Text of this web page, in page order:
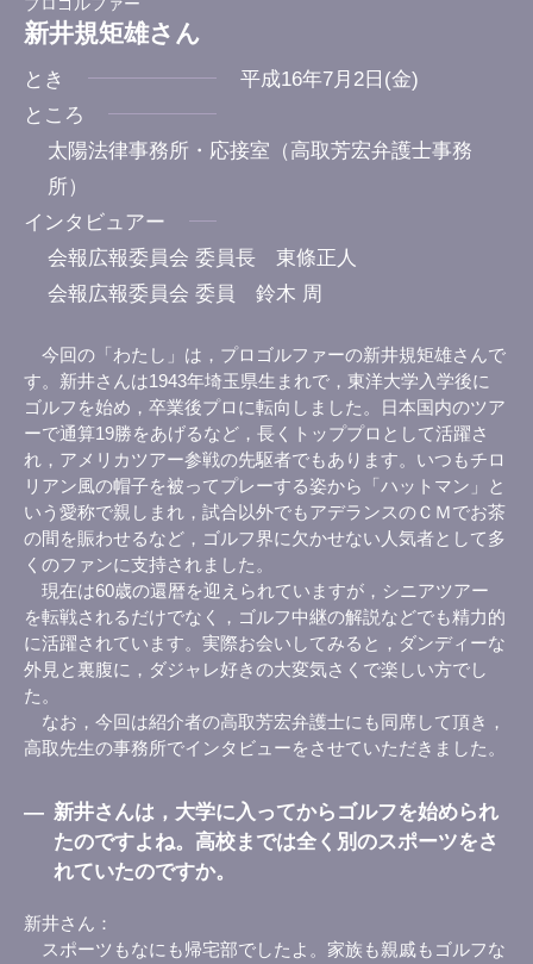
プロゴルファー
新井規矩雄さん
とき
平成16年7月2日(金)
ところ
太陽法律事務所・応接室（高取芳宏弁護士事務
所）
インタビュアー
会報広報委員会 委員長 東條正人
会報広報委員会 委員 鈴木 周
今回の「わたし」は，プロゴルファーの新井規矩雄さんで
す。新井さんは1943年埼玉県生まれで，東洋大学入学後に
ゴルフを始め，卒業後プロに転向しました。日本国内のツア
ーで通算19勝をあげるなど，長くトッププロとして活躍さ
れ，アメリカツアー参戦の先駆者でもあります。いつもチロ
リアン風の帽子を被ってプレーする姿から「ハットマン」と
いう愛称で親しまれ，試合以外でもアデランスのＣＭでお茶
の間を賑わせるなど，ゴルフ界に欠かせない人気者として多
くのファンに支持されました。
現在は60歳の還暦を迎えられていますが，シニアツアー
を転戦されるだけでなく，ゴルフ中継の解説などでも精力的
に活躍されています。実際お会いしてみると，ダンディーな
外見と裏腹に，ダジャレ好きの大変気さくで楽しい方でし
た。
なお，今回は紹介者の高取芳宏弁護士にも同席して頂き，
高取先生の事務所でインタビューをさせていただきました。
― 新井さんは，大学に入ってからゴルフを始められ
たのですよね。高校までは全く別のスポーツをさ
れていたのですか。
新井さん
スポーツもなにも帰宅部でしたよ。家族も親戚もゴルフな